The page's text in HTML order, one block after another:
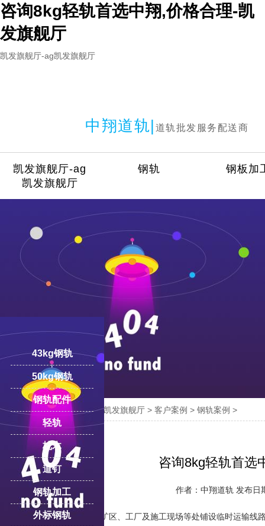
咨询8kg轻轨首选中翔,价格合理-凯
发旗舰厅
凯发旗舰厅-ag凯发旗舰厅
中翔道轨| 道轨批发服务配送商
18100332293
凯发旗舰厅-ag
凯发旗舰厅
钢轨 钢板加
您的位置：凯发旗舰厅-ag凯发旗舰厅 > 客户案例 > 钢轨案例 >
咨询8kg轻轨首选
作者：中翔道轨 发布日
轻轨主要用于林区、矿区、工厂及施工现场等处铺设临时运输线
43kg钢轨
50kg钢轨
钢轨配件
轻轨
枕木
道钉
钢轨加工
外标钢轨